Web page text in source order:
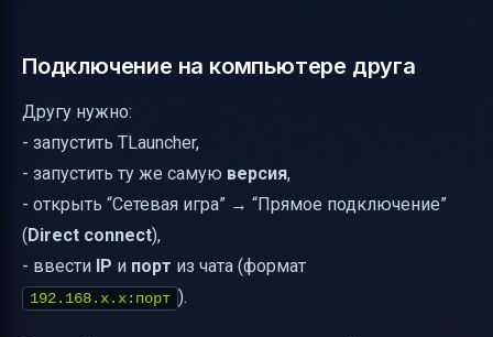
Подключение на компьютере друга
Другу нужно:
- запустить TLauncher,
- запустить ту же самую версия,
- открыть “Сетевая игра” → “Прямое подключение”
(Direct connect),
- ввести IP и порт из чата (формат
192.168.x.x:порт ).